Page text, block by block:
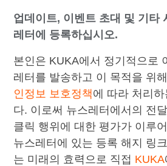
업데이트, 이벤트 초대 및 기타
레터에 등록하십시오.
본인은 KUKA에서 정기적으로
레터를 발송하고 이 목적을 위
인정보 보호정책에 따라 처리하
다. 이로써 뉴스레터에서의 전
클릭 행위에 대한 평가가 이루
뉴스레터에 있는 등록 해지 링
는 미래의 효력으로 직접 KUKA